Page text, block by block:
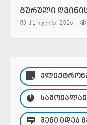
გურული
11 ივლისი 2026
ᲨᲔᲜᲘ ᲘᲓᲔᲐ